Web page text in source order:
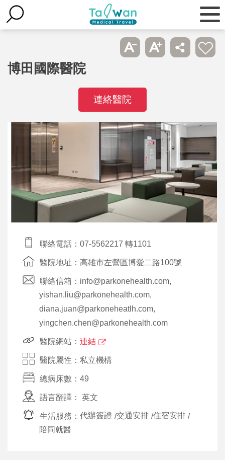
博田國際醫院
連絡醫院
聯絡電話：07-5562217 轉1101
醫院地址：高雄市左營區博愛二路100號
聯絡信箱：info@parkonehealth.com,
yishan.liu@parkonehealth.com,
diana.juan@parkoneheatlh.com,
yingchen.chen@parkonehealth.com
醫院網站： 連結
醫院屬性：私立機構
總病床數：49
語言翻譯： 英文
生活服務： 代辦簽證 /交通安排 /住宿安排 /
陪同就醫